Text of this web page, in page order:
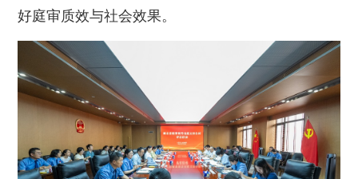
好庭审质效与社会效果。